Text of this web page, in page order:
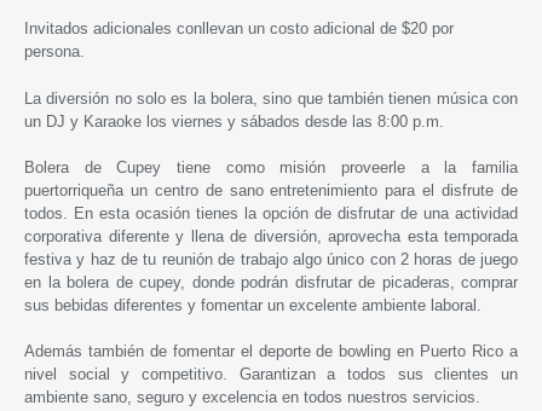
Invitados adicionales conllevan un costo adicional de $20 por
persona.
La diversión no solo es la bolera, sino que también tienen música con
un DJ y Karaoke los viernes y sábados desde las 8:00 p.m.
Bolera de Cupey tiene como misión proveerle a la familia
puertorriqueña un centro de sano entretenimiento para el disfrute de
todos. En esta ocasión tienes la opción de disfrutar de una actividad
corporativa diferente y llena de diversión, aprovecha esta temporada
festiva y haz de tu reunión de trabajo algo único con 2 horas de juego
en la bolera de cupey, donde podrán disfrutar de picaderas, comprar
sus bebidas diferentes y fomentar un excelente ambiente laboral.
Además también de fomentar el deporte de bowling en Puerto Rico a
nivel social y competitivo. Garantizan a todos sus clientes un
ambiente sano, seguro y excelencia en todos nuestros servicios.